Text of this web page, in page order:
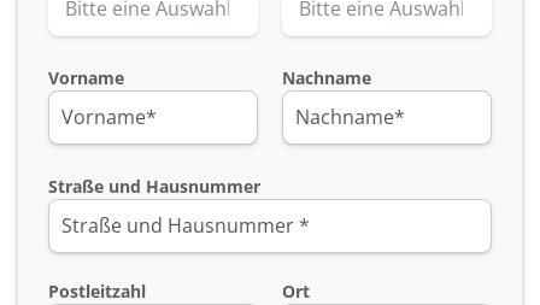
Vorname Nachname
Straße und Hausnummer
Postleitzahl Ort